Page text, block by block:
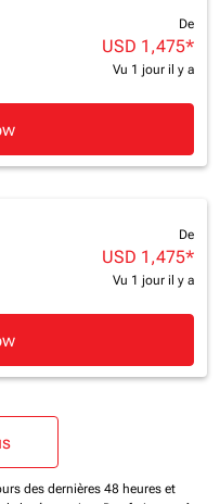
De
USD 1,475*
Vu 1 jour il y a
De
USD 1,475*
Vu 1 jour il y a
des dernières 48 heures et